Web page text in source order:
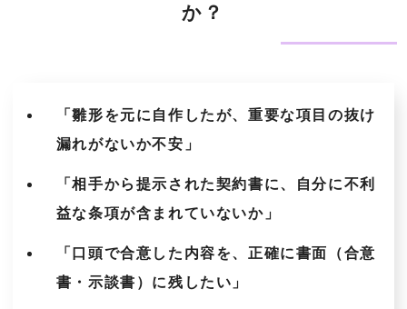
か？
「雛形を元に自作したが、重要な項目の抜け
漏れがないか不安」
「相手から提示された契約書に、自分に不利
益な条項が含まれていないか」
「口頭で合意した内容を、正確に書面（合意
書・示談書）に残したい」